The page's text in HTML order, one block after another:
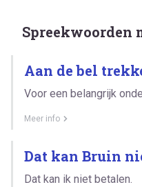
Spreekwoorden
Aan de bel
Voor een belangrijk
Meer info
Dat kan Bruin
Dat kan ik niet betalen.